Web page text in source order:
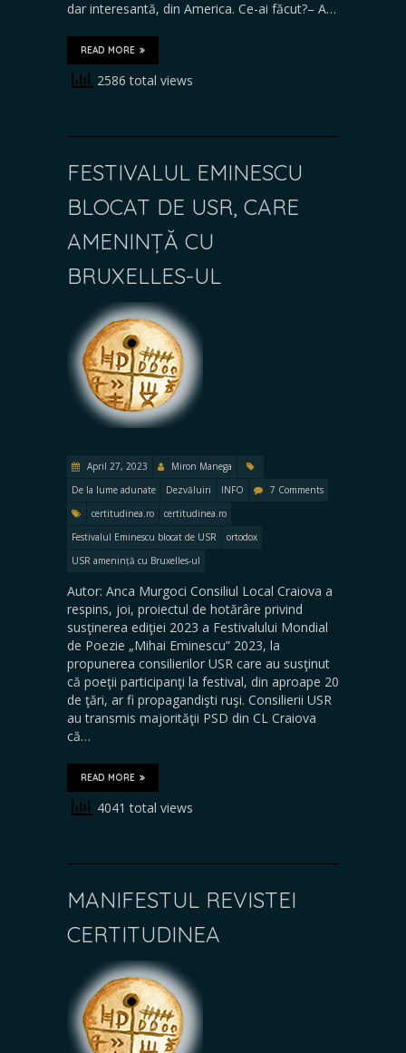
dar interesantă, din America. Ce-ai făcut?– A…
READ MORE
2586 total views
FESTIVALUL EMINESCU
BLOCAT DE USR, CARE
AMENINȚĂ CU
BRUXELLES-UL
April 27, 2023
Miron Manega
De la lume adunate
Dezvăluiri INFO
7 Comments
certitudinea.ro
certitudinea.ro
Festivalul Eminescu blocat de USR
ortodox
USR amenință cu Bruxelles-ul
Autor: Anca Murgoci Consiliul Local Craiova a
respins, joi, proiectul de hotărâre privind
susţinerea ediţiei 2023 a Festivalului Mondial
de Poezie „Mihai Eminescu” 2023, la
propunerea consilierilor USR care au susţinut
că poeţii participanţi la festival, din aproape 20
de ţări, ar fi propagandişti ruşi. Consilierii USR
au transmis majorităţii PSD din CL Craiova
că…
READ MORE
4041 total views
MANIFESTUL REVISTEI
CERTITUDINEA